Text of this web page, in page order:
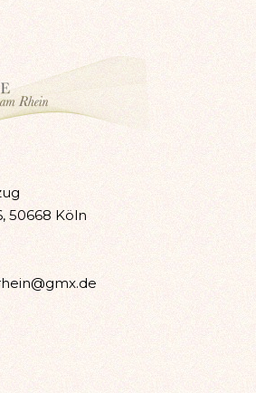
50668 Köln